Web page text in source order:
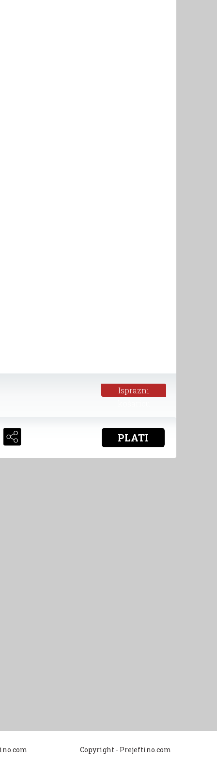
Isprazni
PLATI
Copyright - Prejeftino.com